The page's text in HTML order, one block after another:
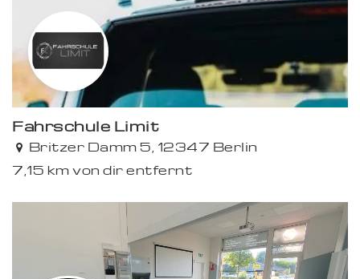
Fahrschule Limit
Britzer Damm 5, 12347 Berlin
7,15 km von dir entfernt